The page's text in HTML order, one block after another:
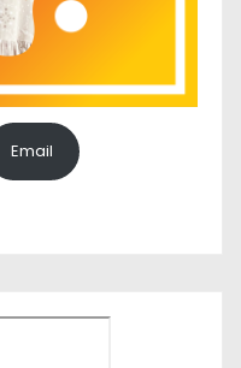
Email